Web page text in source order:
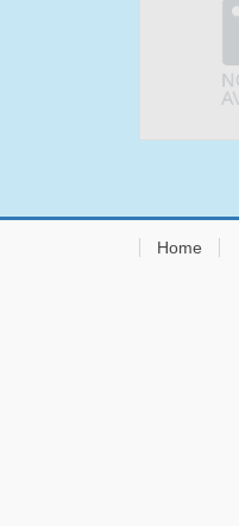
Home